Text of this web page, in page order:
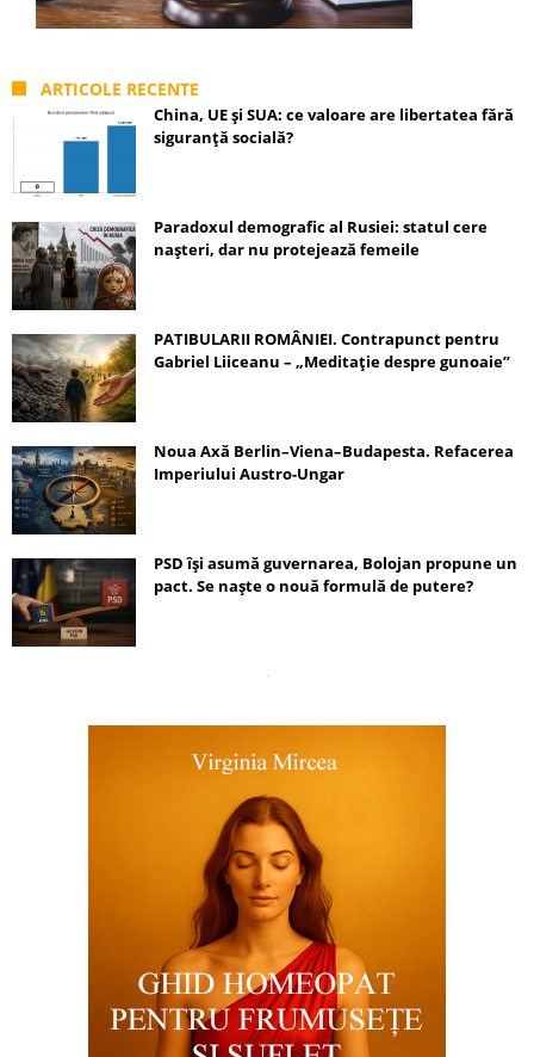
ARTICOLE RECENTE
China, UE și SUA: ce valoare are libertatea fără
siguranță socială?
Paradoxul demografic al Rusiei: statul cere
nașteri, dar nu protejează femeile
PATIBULARII ROMÂNIEI. Contrapunct pentru
Gabriel Liiceanu – „Meditație despre gunoaie”
Noua Axă Berlin–Viena–Budapesta. Refacerea
Imperiului Austro-Ungar
PSD își asumă guvernarea, Bolojan propune un
pact. Se naște o nouă formulă de putere?